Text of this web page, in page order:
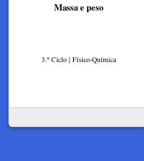
Massa e peso
3.º Ciclo | Físico-Química